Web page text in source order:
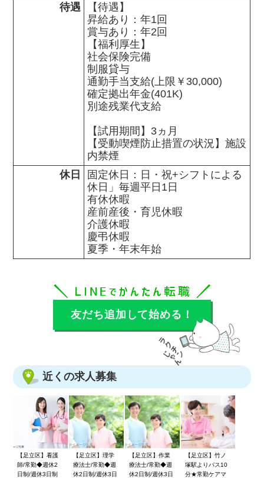
待遇
【待遇】
昇給あり：年1回
賞与あり：年2回
【福利厚生】
社会保険完備
制服貸与
通勤手当支給(上限￥30,000)
確定拠出年金(401K)
別途残業代支給
【試用期間】3ヵ月
【受動喫煙防止措置の状況】施設
内禁煙
休日
固定休日：日・祝+シフトによる
休日」毎週平日1日
有休休暇
産前産後・育児休暇
介護休暇
慶弔休暇
夏季・年末年始
友だち追加して始める！
近くの求人募集
【足立区】看護
師/常勤◆週休2
日制/週休3日制
【足立区】理学
療法士/常勤◆週
休2日制/週休3日
【足立区】作業
療法士/常勤◆週
休2日制/週休3日
【足立区】竹ノ
塚駅よりバス10
分★常勤ケアマ